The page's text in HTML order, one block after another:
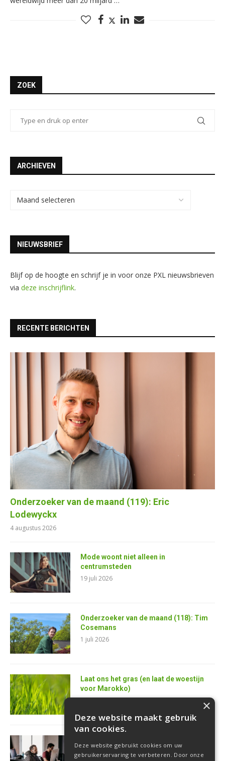
ZOEK
ARCHIEVEN
NIEUWSBRIEF
Blijf op de hoogte en schrijf je in voor onze PXL nieuwsbrieven
via deze inschrijflink.
RECENTE BERICHTEN
Onderzoeker van de maand (119): Eric
Lodewyckx
4 augustus 2026
Mode woont niet alleen in
centrumsteden
19 juli 2026
Onderzoeker van de maand (118): Tim
Cosemans
1 juli 2026
Laat ons het gras (en laat de woestijn
voor Marokko)
25 juni 2026
softwareontwikkelaar
×
Deze website maakt gebruik
van cookies.
Deze website gebruikt cookies om uw
gebruikerservaring te verbeteren. Door onze